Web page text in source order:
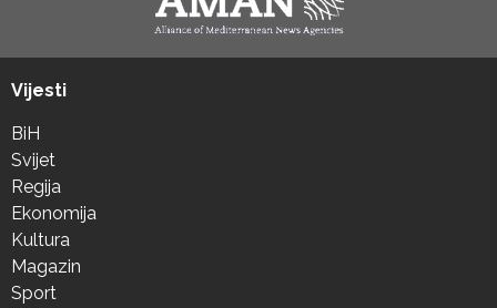
Vijesti
BiH
Svijet
Regija
Ekonomija
Kultura
Magazin
Sport